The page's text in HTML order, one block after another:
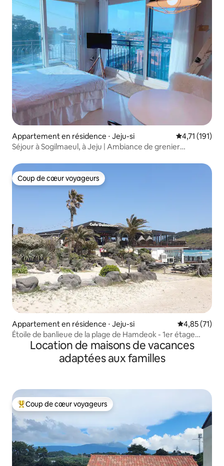
Appartement en résidence ⋅ Jeju-si Évaluation
4,71 (191)
Séjour à Sogilmaeul, à Jeju | Ambiance de grenier
Coup de cœur voyageurs
Coup de cœur voyageurs
Appartement en résidence ⋅ Jeju-si Évaluation
4,85 (71)
Étoile de banlieue de la plage de Hamdeok - 1er étage
avant (fauteuil, console de jeux, Netflix, YouTube)
Location de maisons de vacances
adaptées aux familles
Coups de cœur voyageurs les plus appréciés
Coup de cœur voyageurs